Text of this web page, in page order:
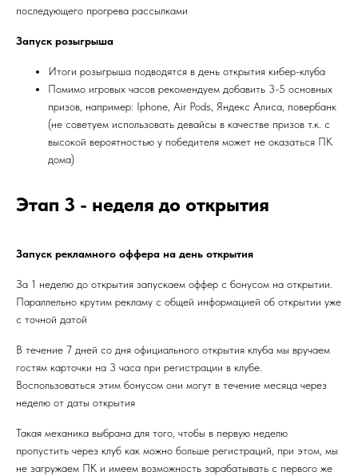
последующего прогрева рассылками
Запуск розыгрыша
Итоги розыгрыша подводятся в день открытия кибер-клуба
Помимо игровых часов рекомендуем добавить 3-5 основных
призов, например: Iphone, Air Pods, Яндекс Алиса, повербанк
(не советуем использовать девайсы в качестве призов т.к. с
высокой вероятностью у победителя может не оказаться ПК
дома)
Этап 3 - неделя до открытия
Запуск рекламного оффера на день открытия
За 1 неделю до открытия запускаем оффер с бонусом на открытии.
Параллельно крутим рекламу с общей информацией об открытии уже
с точной датой
В течение 7 дней со дня официального открытия клуба мы вручаем
гостям карточки на 3 часа при регистрации в клубе.
Воспользоваться этим бонусом они могут в течение месяца через
неделю от даты открытия
Такая механика выбрана для того, чтобы в первую неделю
пропустить через клуб как можно больше регистраций, при этом, мы
не загружаем ПК и имеем возможность зарабатывать с первого же